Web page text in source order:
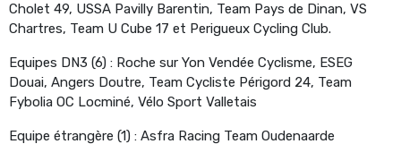
Cholet 49, USSA Pavilly Barentin, Team Pays de Dinan, VS
Chartres, Team U Cube 17 et Perigueux Cycling Club.
Equipes DN3 (6) : Roche sur Yon Vendée Cyclisme, ESEG
Douai, Angers Doutre, Team Cycliste Périgord 24, Team
Fybolia OC Locminé, Vélo Sport Valletais
Equipe étrangère (1) : Asfra Racing Team Oudenaarde